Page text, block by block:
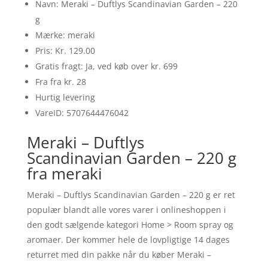
Navn: Meraki – Duftlys Scandinavian Garden – 220
g
Mærke: meraki
Pris: Kr. 129.00
Gratis fragt: Ja, ved køb over kr. 699
Fra fra kr. 28
Hurtig levering
VareID: 5707644476042
Meraki – Duftlys
Scandinavian Garden – 220 g
fra meraki
Meraki – Duftlys Scandinavian Garden – 220 g er ret
populær blandt alle vores varer i onlineshoppen i
den godt sælgende kategori Home > Room spray og
aromaer. Der kommer hele de lovpligtige 14 dages
returret med din pakke når du køber Meraki –